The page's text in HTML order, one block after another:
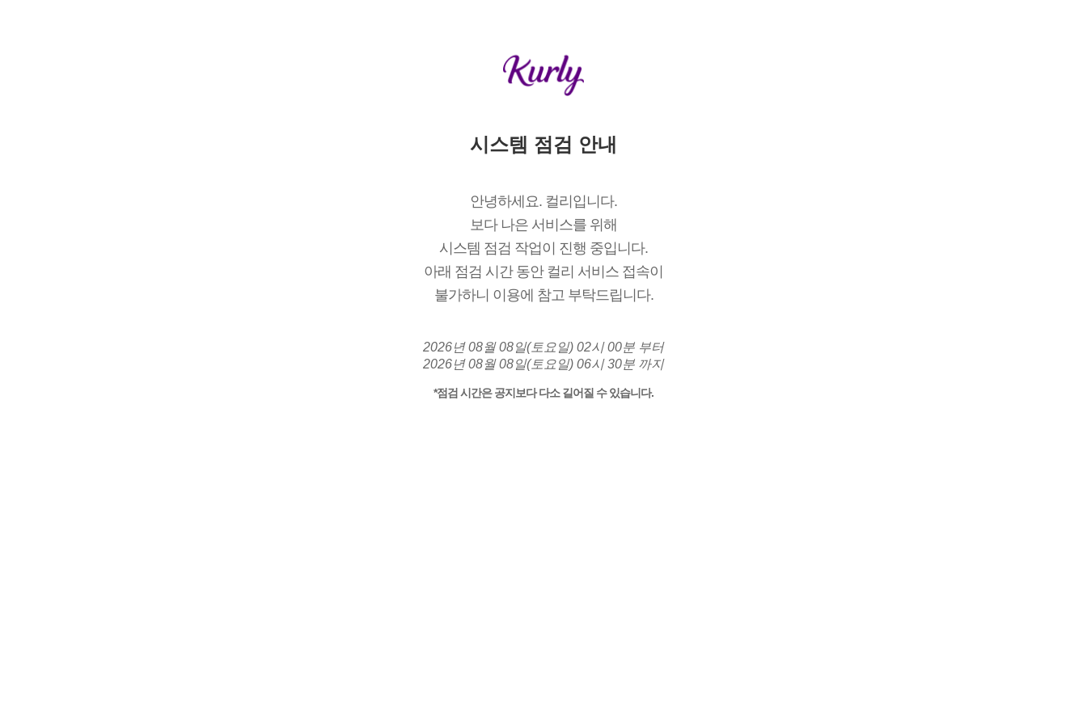
시스템 점검 안내
안녕하세요. 컬리입니다.
보다 나은 서비스를 위해
시스템 점검 작업이 진행 중입니다.
아래 점검 시간 동안 컬리 서비스 접속이
불가하니 이용에 참고 부탁드립니다.
2026년 08월 08일(토요일) 02시 00분 부터
2026년 08월 08일(토요일) 06시 30분 까지
*점검 시간은 공지보다 다소 길어질 수 있습니다.